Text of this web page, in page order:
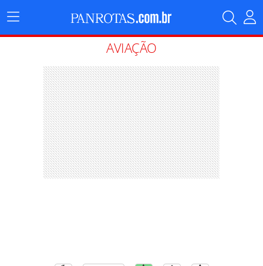
Menu
Principal
AVIAÇÃO